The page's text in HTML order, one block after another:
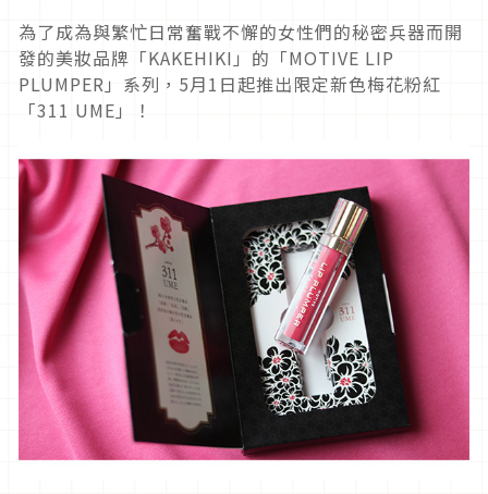
為了成為與繁忙日常奮戰不懈的女性們的秘密兵器而開
發的美妝品牌「KAKEHIKI」的「MOTIVE LIP
PLUMPER」系列，5月1日起推出限定新色梅花粉紅
「311 UME」！